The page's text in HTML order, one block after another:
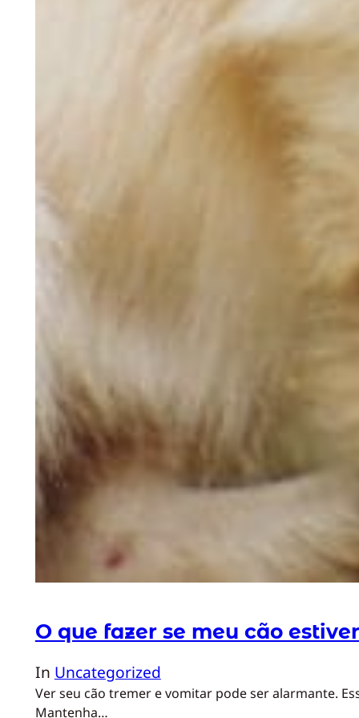
O que fazer se meu cão
In Uncategorized
Ver seu cão tremer e vomitar pode ser alarmante.
Mantenha…